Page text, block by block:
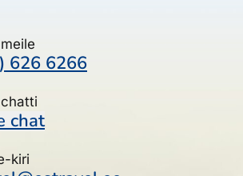
626 6266
chat
kiri